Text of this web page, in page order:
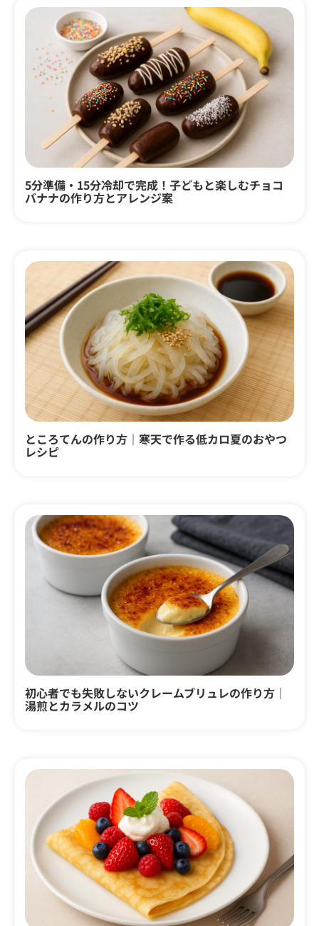
5分準備・15分冷却で完成！子どもと楽しむチョコ
バナナの作り方とアレンジ案
ところてんの作り方｜寒天で作る低カロ夏のおやつ
レシピ
初心者でも失敗しないクレームブリュレの作り方｜
湯煎とカラメルのコツ